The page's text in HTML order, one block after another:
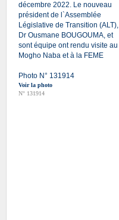
décembre 2022. Le nouveau
président de l`Assemblée
Législative de Transition (ALT),
Dr Ousmane BOUGOUMA, et
sont équipe ont rendu visite au
Mogho Naba et à la FEME
Photo N° 131914
Voir la photo
N° 131914